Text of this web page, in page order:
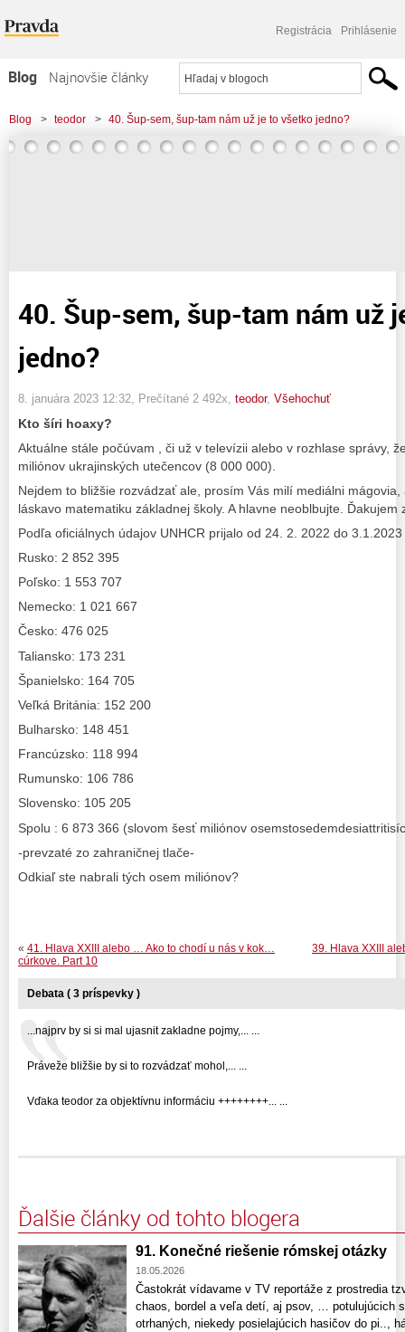
Registrácia Prihlásenie
Blog
Najnovšie články
Najčítanejšie články
Najkomentovanejšie články
Blog > teodor > 40. Šup-sem, šup-tam nám už je to všetko jedno?
40. Šup-sem, šup-tam nám už
jedno?
8. januára 2023 12:32 , Prečítané 2 492x, teodor, Všehochuť
Kto šíri hoaxy?
Aktuálne stále počúvam , či už v televízii alebo v rozhlase správy,
miliónov ukrajinských utečencov (8 000 000).
Nejdem to bližšie rozvádzať ale, prosím Vás milí mediálni
láskavo matematiku základnej školy. A hlavne neoblbujte. Ďakujem
Podľa oficiálnych údajov UNHCR prijalo od 24. 2. 2022 do
Rusko: 2 852 395
Poľsko: 1 553 707
Nemecko: 1 021 667
Česko: 476 025
Taliansko: 173 231
Španielsko: 164 705
Veľká Británia: 152 200
Bulharsko: 148 451
Francúzsko: 118 994
Rumunsko: 106 786
Slovensko: 105 205
Spolu : 6 873 366 (slovom šesť miliónov
-prevzaté zo zahraničnej tlače-
Odkiaľ ste nabrali tých osem miliónov?
39. Hlava XXIII
« 41. Hlava XXIII alebo … Ako to chodí u nás v kok…
cúrkove. Part 10
Debata ( 3 príspevky )
...najprv by si si mal ujasnit zakladne pojmy,... ...
Práveže bližšie by si to rozvádzať mohol,... ...
Vďaka teodor za objektívnu informáciu ++++++++... ...
Ďalšie články od tohto blogera
91. Konečné riešenie rómskej otázky
18.05.2026
Častokrát vídavame v TV reportáže z prostredia
chaos, bordel a veľa detí, aj psov, … potulujúcich
otrhaných, niekedy posielajúcich hasičov do pi..,